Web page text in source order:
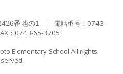
番地の1 ｜ 電話番号：0743-
： 0743-65-3705
Elementary School All rights